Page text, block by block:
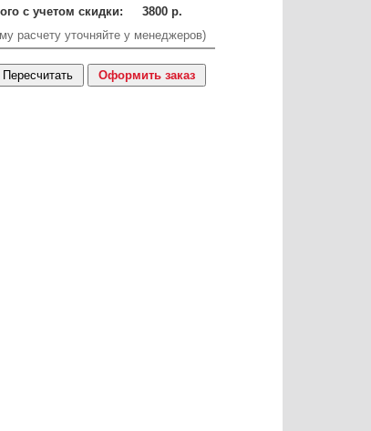
с учетом скидки:
3800 р.
расчету уточняйте у менеджеров)